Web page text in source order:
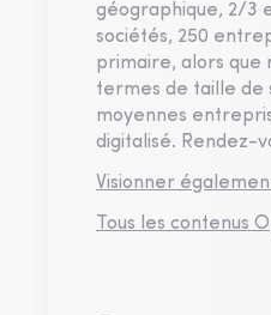
géographique, 2/3
sociétés, 250
primaire, alors que
termes de taille de
moyennes
digitalisé. Rendez-
Visionner
Tous les contenus